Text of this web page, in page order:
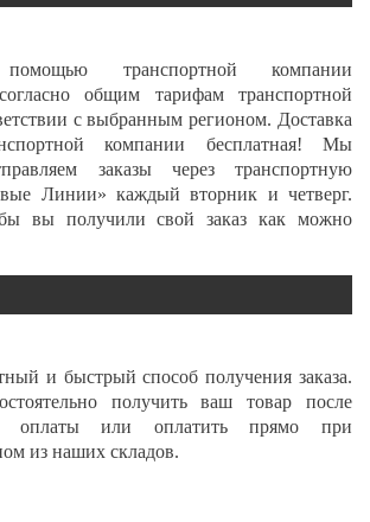
транспортной компании
общим тарифам транспортной
с выбранным регионом. Доставка
компании бесплатная! Мы
заказы через транспортную
Линии» каждый вторник и четверг.
вы получили свой заказ как можно
и быстрый способ получения заказа.
получить ваш товар после
оплаты или оплатить прямо при
из наших складов.